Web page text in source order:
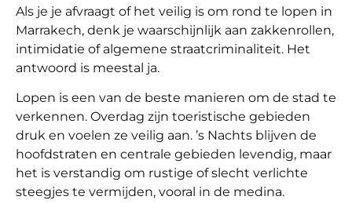
Als je je afvraagt of het veilig is om rond te lopen in
Marrakech, denk je waarschijnlijk aan zakkenrollen,
intimidatie of algemene straatcriminaliteit. Het
antwoord is meestal ja.
Lopen is een van de beste manieren om de stad te
verkennen. Overdag zijn toeristische gebieden
druk en voelen ze veilig aan. ’s Nachts blijven de
hoofdstraten en centrale gebieden levendig, maar
het is verstandig om rustige of slecht verlichte
steegjes te vermijden, vooral in de medina.